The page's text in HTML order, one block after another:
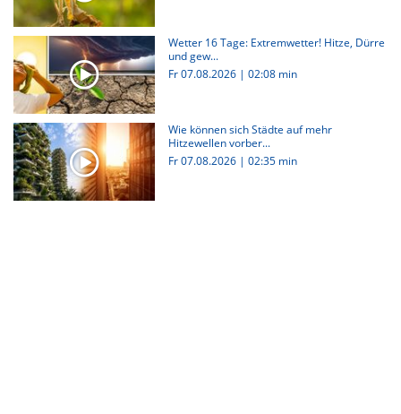
Wetter 16 Tage: Extremwetter! Hitze, Dürre
und gew...
Fr 07.08.2026 | 02:08 min
Wie können sich Städte auf mehr
Hitzewellen vorber...
Fr 07.08.2026 | 02:35 min